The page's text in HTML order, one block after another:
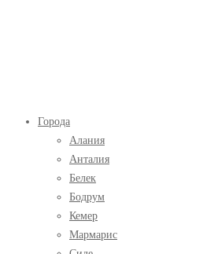
в
Турции
ГлавноеГорода
Алания
Анталия
Белек
Бодрум
Кемер
Мармарис